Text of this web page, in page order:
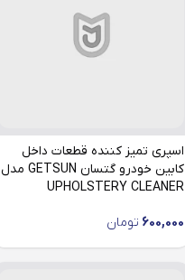
اسپری تمیز کننده قطعات داخل
کابین خودرو گتسان GETSUN مدل
UPHOLSTERY CLEANER
600,000 تومان